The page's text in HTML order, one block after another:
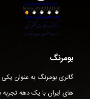
بومرنگ
گالری بومرنگ به عنوان
های ایران با یک دهه تجربه